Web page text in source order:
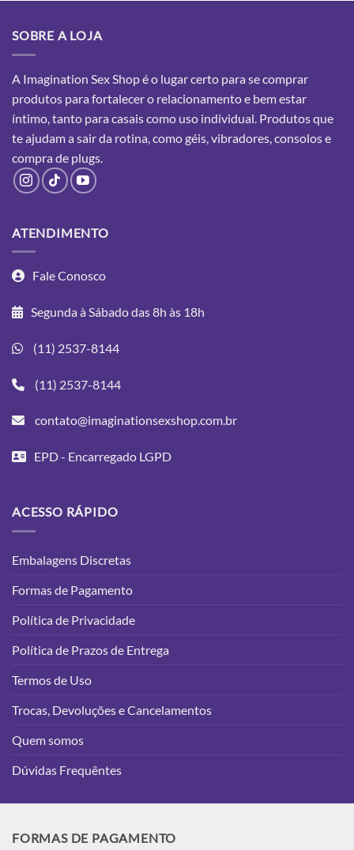
SOBRE A LOJA
A Imagination Sex Shop é o lugar certo para se comprar
produtos para fortalecer o relacionamento e bem estar
íntimo, tanto para casais como uso individual. Produtos que
te ajudam a sair da rotina, como géis, vibradores, consolos e
comprade plugs.
ATENDIMENTO
Fale Conosco
Segunda à Sábado das 8h às 18h
(11) 2537-8144
(11) 2537-8144
contato@imaginationsexshop.com.br
EPD - Encarregado LGPD
ACESSO RÁPIDO
Embalagens Discretas
Formas de Pagamento
Política de Privacidade
Política de Prazos de Entrega
Termos de Uso
Trocas, Devoluções e Cancelamentos
Quem somos
Dúvidas Frequêntes
FORMAS DE PAGAMENTO